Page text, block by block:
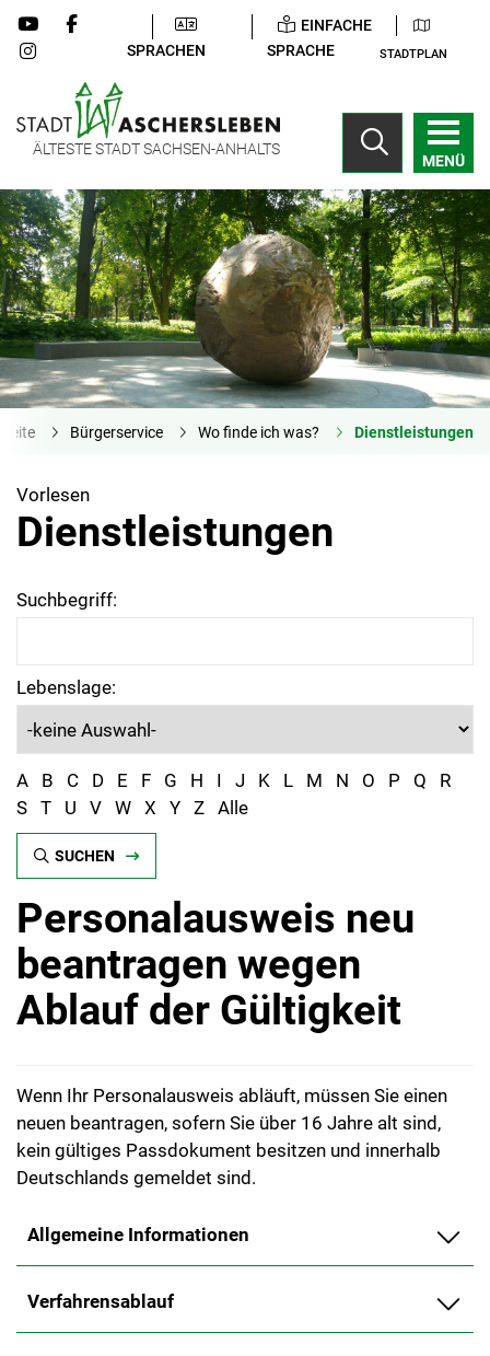
SPRACHEN
EINFACHE
SPRACHE
STADTPLAN
ÄLTESTE STADT SACHSEN-ANHALTS
MENÜ
Bürgerservice Wo finde ich was? Dienstleistungen
Vorlesen
Dienstleistungen
Suchbegriff:
Lebenslage:
A B C D E F G H I J K L M N O P Q
R
S T U V W X Y Z Alle
SUCHEN
Personalausweis neu
beantragen wegen
Ablauf der Gültigkeit
Wenn Ihr Personalausweis abläuft, müssen Sie einen
neuen beantragen, sofern Sie über 16 Jahre alt sind,
kein gültiges Passdokument besitzen und innerhalb
Deutschlands gemeldet sind.
Allgemeine Informationen
Verfahrensablauf